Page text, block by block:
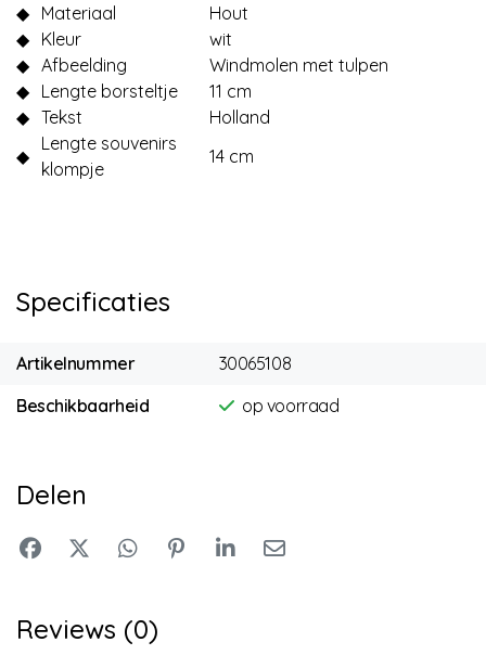
◆ Materiaal
Hout
◆ Kleur
wit
◆ Afbeelding
Windmolen met tulpen
◆ Lengte borsteltje
11 cm
◆ Tekst
Holland
◆
Lengte souvenirs
klompje
14 cm
Specificaties
Artikelnummer
30065108
Beschikbaarheid
op voorraad
Delen
Reviews (0)